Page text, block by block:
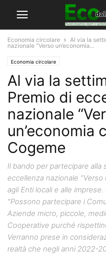
Economia circolare
Al via la
nazionale “Verso un’economia...
Economia circolare
Al via la
Premio di
nazionale
un’economia
Cogeme
Il bando per partecipare alla
eccellenza nazionale
agli Enti locali e alle
"Possono partecipare i
Aziende micro, piccole,
Cooperative purché
Verranno prese in
realtà che negli anni 2022-